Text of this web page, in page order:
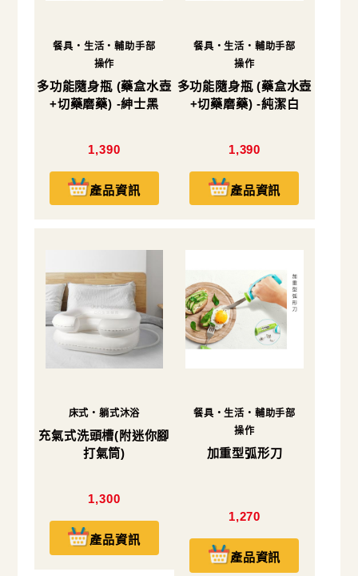
餐具・生活・輔助手部
操作
多功能隨身瓶 (藥盒水壺
+切藥磨藥) -紳士黑
1,390
產品資訊
餐具・生活・輔助手部
操作
多功能隨身瓶 (藥盒水壺
+切藥磨藥) -純潔白
1,390
產品資訊
床式・躺式沐浴
充氣式洗頭槽(附迷你腳
打氣筒)
1,300
產品資訊
餐具・生活・輔助手部
操作
加重型弧形刀
1,270
產品資訊